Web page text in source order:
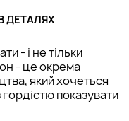
ДЕТАЛЯХ
- і не тільки
- це окрема
який хочеться
показувати